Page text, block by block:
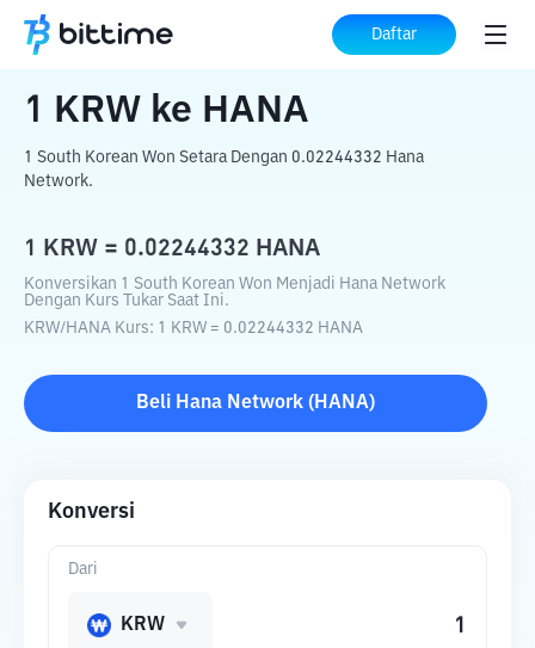
Daftar
Beranda Konverter Kripto ke HANA
1 KRW ke HANA
1 South Korean Won Setara Dengan 0.02244332 Hana
Network.
1 KRW = 0.02244332 HANA
Konversikan 1 South Korean Won Menjadi Hana Network
Dengan Kurs Tukar Saat Ini.
KRW/HANA Kurs: 1 KRW = 0.02244332 HANA
Beli Hana Network ( HANA)
Konversi
Dari
KRW